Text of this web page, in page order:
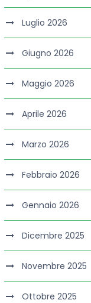
Luglio 2026
Giugno 2026
Maggio 2026
Aprile 2026
Marzo 2026
Febbraio 2026
Gennaio 2026
Dicembre 2025
Novembre 2025
Ottobre 2025